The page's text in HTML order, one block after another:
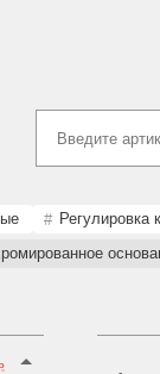
Регулировка